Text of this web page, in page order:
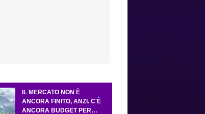
IL MERCATO NON È
ANCORA FINITO, ANZI. C'È
ANCORA BUDGET PER